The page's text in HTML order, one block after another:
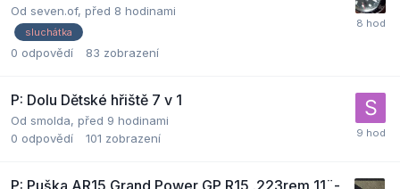
Od seven.of, před 8 hodinami
sluchátka
0 odpovědí 83 zobrazení
P: Dolu Dětské hřiště 7 v 1
Od smolda, před 9 hodinami
0 odpovědí 101 zobrazení
P: Puška AR15 Grand Power GP R15 .223rem 11¨-